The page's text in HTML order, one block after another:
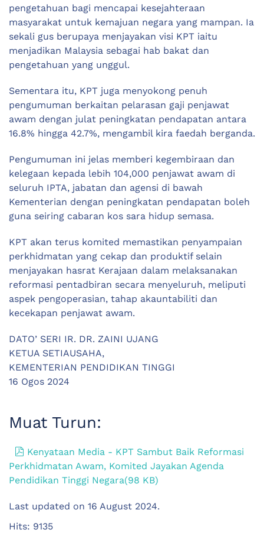
pengetahuan bagi mencapai kesejahteraan
masyarakat untuk kemajuan negara yang mampan. Ia
sekali gus berupaya menjayakan visi KPT iaitu
menjadikan Malaysia sebagai hab bakat dan
pengetahuan yang unggul.
Sementara itu, KPT juga menyokong penuh
pengumuman berkaitan pelarasan gaji penjawat
awam dengan julat peningkatan pendapatan antara
16.8% hingga 42.7%, mengambil kira faedah berganda.
Pengumuman ini jelas memberi kegembiraan dan
kelegaan kepada lebih 104,000 penjawat awam di
seluruh IPTA, jabatan dan agensi di bawah
Kementerian dengan peningkatan pendapatan boleh
guna seiring cabaran kos sara hidup semasa.
KPT akan terus komited memastikan penyampaian
perkhidmatan yang cekap dan produktif selain
menjayakan hasrat Kerajaan dalam melaksanakan
reformasi pentadbiran secara menyeluruh, meliputi
aspek pengoperasian, tahap akauntabiliti dan
kecekapan penjawat awam.
DATO’ SERI IR. DR. ZAINI UJANG
KETUA SETIAUSAHA,
KEMENTERIAN PENDIDIKAN TINGGI
16 Ogos 2024
Muat Turun:
pdf
Kenyataan Media - KPT Sambut Baik Reformasi
Perkhidmatan Awam, Komited Jayakan Agenda
Pendidikan Tinggi Negara(98 KB)
Last updated on 16 August 2024.
Hits: 9135